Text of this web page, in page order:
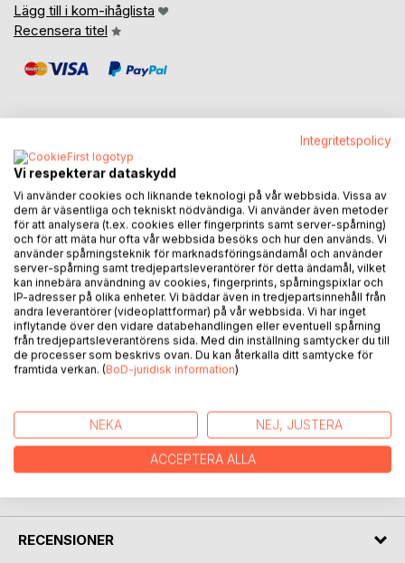
Lägg till i kom-ihåglista
Recensera titel
BESKRIVNING
Petra bor på sin gård i deras nyrenoverade hus med sin
familj med vännerna nära. Hon arbetar andligt med
samtalsstöd och träffar kunder i deras gamla lägenhet över
cafét på Nynäsgården.
En dag börjar hon känna att någon påkallar hennes hjälp...
Inga är med sin mor på godset. året är 1923. Inga samlar på
fjädrar och löv. hon gillar att pyssla och göra fint...
FÖRFATTARE
RECENSIONER
Integritetspolicy
Vi respekterar dataskydd
Vi använder cookies och liknande teknologi på vår webbsida. Vissa av
dem är väsentliga och tekniskt nödvändiga. Vi använder även metoder
för att analysera (t.ex. cookies eller fingerprints samt server-spårning)
och för att mäta hur ofta vår webbsida besöks och hur den används. Vi
använder spårningsteknik för marknadsföringsändamål och använder
server-spårning samt tredjepartsleverantörer för detta ändamål, vilket
kan innebära användning av cookies, fingerprints, spårningspixlar och
IP-adresser på olika enheter. Vi bäddar även in tredjepartsinnehåll från
andra leverantörer (videoplattformar) på vår webbsida. Vi har inget
inflytande över den vidare databehandlingen eller eventuell spårning
från tredjepartsleverantörens sida. Med din inställning samtycker du till
de processer som beskrivs ovan. Du kan återkalla ditt samtycke för
framtida verkan. (BoD-juridisk information)
NEKA NEJ, JUSTERA
ACCEPTERA ALLA